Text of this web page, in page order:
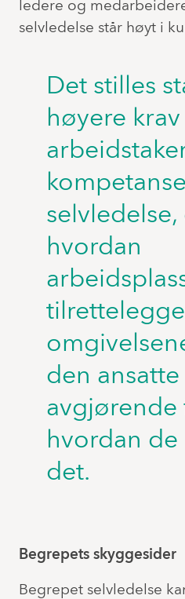
ledere og
selvledelse står høyt i
Det stilles
høyere
selvledelse,
hvordan
den
avgjørende
hvordan
det.
Begrepets skyggesider
Begrepet selvledelse